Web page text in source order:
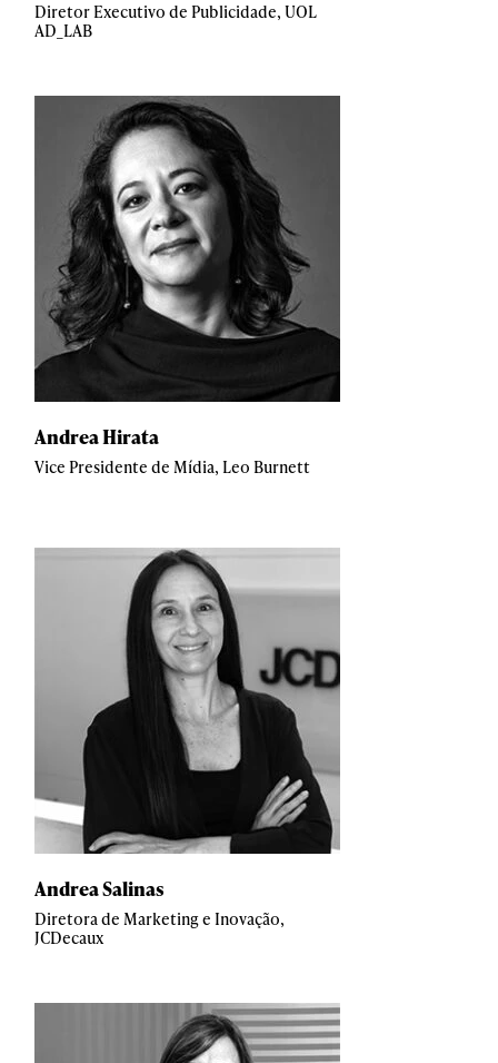
Diretor Executivo de Publicidade, UOL
AD_LAB
Andrea Hirata
Vice Presidente de Mídia, Leo Burnett
Andrea Salinas
Diretora de Marketing e Inovação,
JCDecaux